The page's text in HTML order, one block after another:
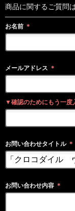
商品に関するご質問
お名前 ＊
メールアドレス ＊
▼確認のためにもう一度
お問い合わせタイトル ＊
お問い合わせ内容 ＊